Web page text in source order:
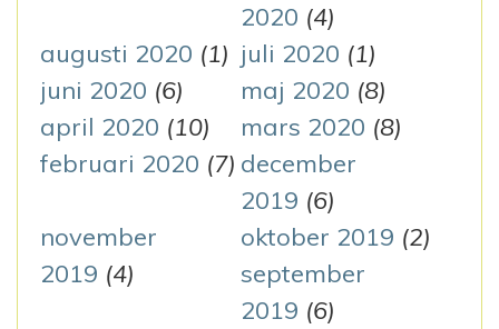
2020 (4)
augusti 2020 (1) juli 2020 (1)
juni 2020 (6) maj 2020 (8)
april 2020 (10) mars 2020 (8)
februari 2020 (7) december
2019 (6)
november
2019 (4)
oktober 2019 (2)
september
2019 (6)